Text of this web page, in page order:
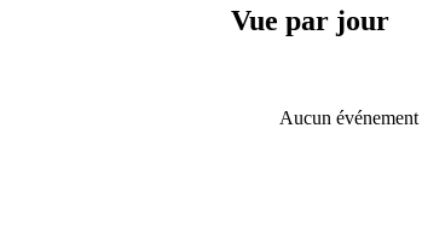
Vue par jour
Aucun événement